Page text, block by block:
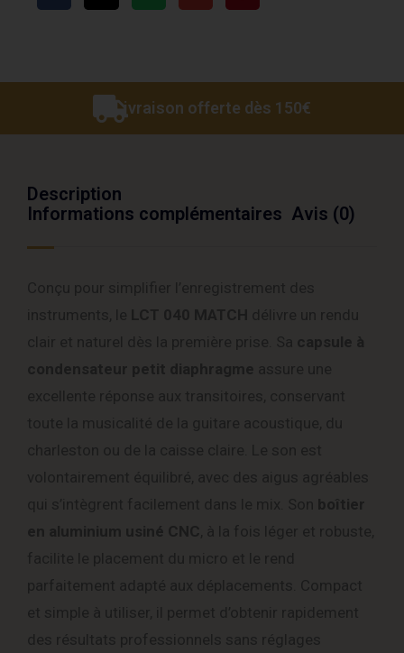
Livraison offerte dès 150€
Description
Informations complémentaires Avis (0)